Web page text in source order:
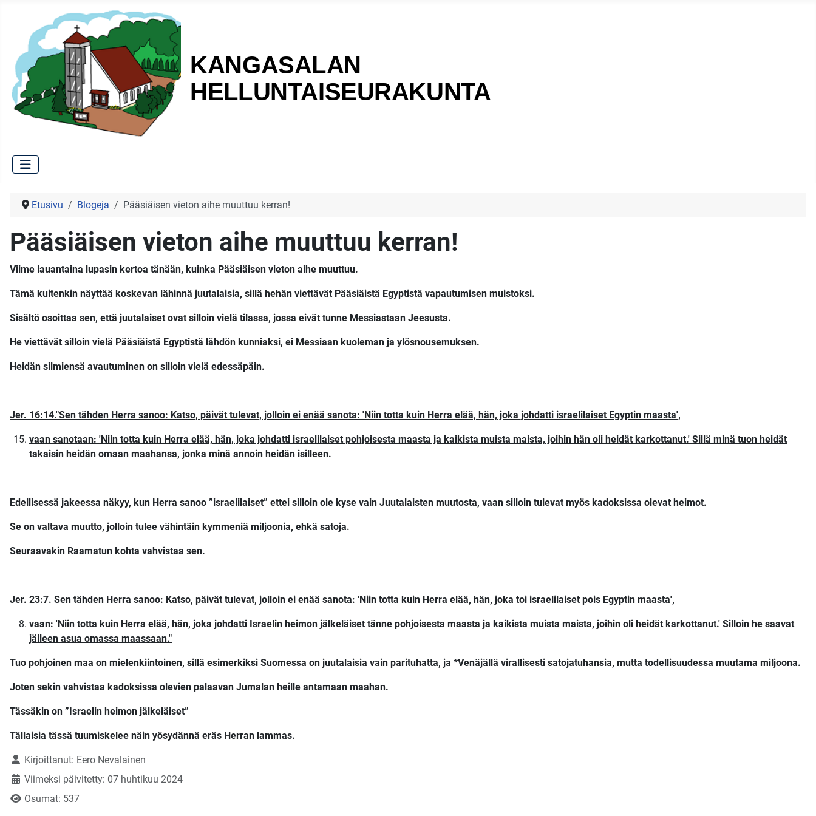
Etusivu Blogeja Pääsiäisen vieton aihe muuttuu kerran!
Pääsiäisen vieton aihe muuttuu kerran!
Viime lauantaina lupasin kertoa tänään, kuinka Pääsiäisen vieton aihe muuttuu.
Tämä kuitenkin näyttää koskevan lähinnä juutalaisia, sillä hehän viettävät Pääsiäistä Egyptistä vapautumisen muistoksi.
Sisältö osoittaa sen, että juutalaiset ovat silloin vielä tilassa, jossa eivät tunne Messiastaan Jeesusta.
He viettävät silloin vielä Pääsiäistä Egyptistä lähdön kunniaksi, ei Messiaan kuoleman ja ylösnousemuksen.
Heidän silmiensä avautuminen on silloin vielä edessäpäin.
Jer. 16:14."Sen tähden Herra sanoo: Katso, päivät tulevat, jolloin ei enää sanota: 'Niin totta kuin Herra elää, hän, joka johdatti israelilaiset Egyptin maasta',
vaan sanotaan: 'Niin totta kuin Herra elää, hän, joka johdatti israelilaiset pohjoisesta maasta ja kaikista muista maista, joihin hän oli heidät karkottanut.' Sillä minä tuon heidät
takaisin heidän omaan maahansa, jonka minä annoin heidän isilleen.
Edellisessä jakeessa näkyy, kun Herra sanoo ”israelilaiset” ettei silloin ole kyse vain Juutalaisten muutosta, vaan silloin tulevat myös kadoksissa olevat heimot.
Se on valtava muutto, jolloin tulee vähintäin kymmeniä miljoonia, ehkä satoja.
Seuraavakin Raamatun kohta vahvistaa sen.
Jer. 23:7. Sen tähden Herra sanoo: Katso, päivät tulevat, jolloin ei enää sanota: 'Niin totta kuin Herra elää, hän, joka toi israelilaiset pois Egyptin maasta',
vaan: 'Niin totta kuin Herra elää, hän, joka johdatti Israelin heimon jälkeläiset tänne pohjoisesta maasta ja kaikista muista maista, joihin oli heidät karkottanut.' Silloin he saavat
jälleen asua omassa maassaan."
Tuo pohjoinen maa on mielenkiintoinen, sillä esimerkiksi Suomessa on juutalaisia vain parituhatta, ja *Venäjällä virallisesti satojatuhansia, mutta todellisuudessa muutama miljoona.
Joten sekin vahvistaa kadoksissa olevien palaavan Jumalan heille antamaan maahan.
Tässäkin on ”Israelin heimon jälkeläiset”
Tällaisia tässä tuumiskelee näin yösydännä eräs Herran lammas.
TietojaKirjoittanut: Eero Nevalainen
Viimeksi päivitetty: 07 huhtikuu 2024
Osumat: 537